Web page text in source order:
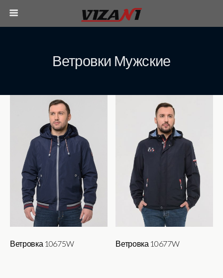
Ветровки Мужские
Ветровка 10675W Ветровка 10677W